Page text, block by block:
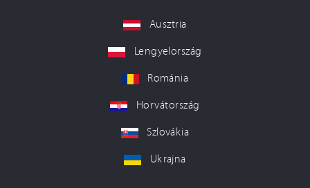
Ausztria
Lengyelország
Románia
Horvátország
Szlovákia
Ukrajna